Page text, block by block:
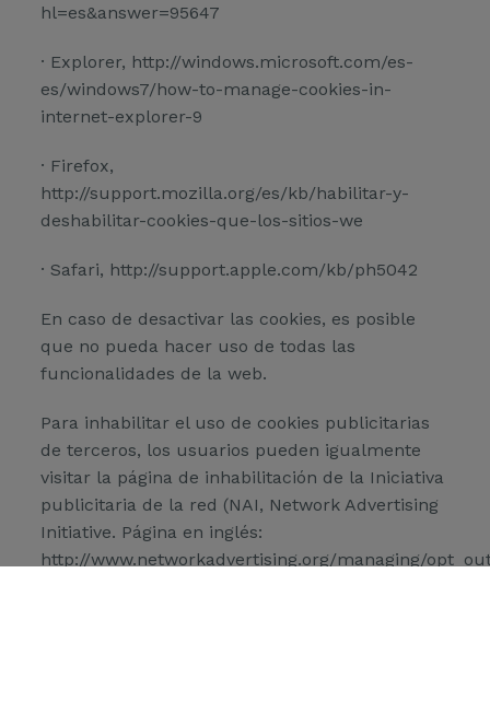
hl=es&answer=95647
· Explorer, http://windows.microsoft.com/es-
es/windows7/how-to-manage-cookies-in-
internet-explorer-9
· Firefox,
http://support.mozilla.org/es/kb/habilitar-y-
deshabilitar-cookies-que-los-sitios-we
· Safari, http://support.apple.com/kb/ph5042
En caso de desactivar las cookies, es posible
que no pueda hacer uso de todas las
funcionalidades de la web.
Para inhabilitar el uso de cookies publicitarias
de terceros, los usuarios pueden igualmente
visitar la página de inhabilitación de la Iniciativa
publicitaria de la red (NAI, Network Advertising
Initiative. Página en inglés:
http://www.networkadvertising.org/managing/